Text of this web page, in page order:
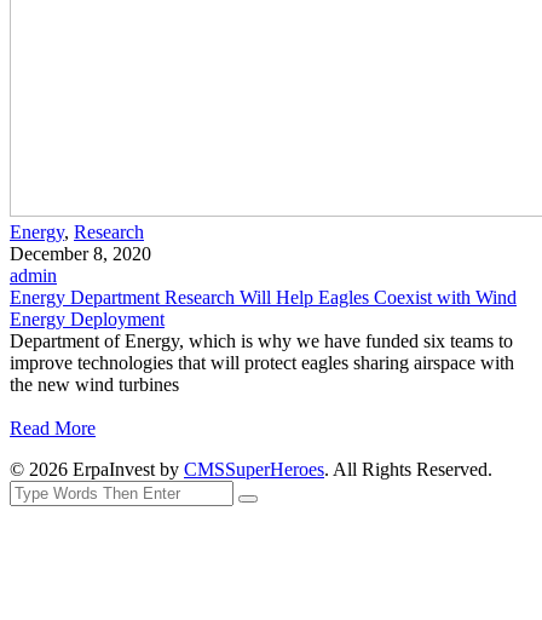
Energy, Research
December 8, 2020
admin
Energy Department Research Will Help Eagles Coexist with Wind
Energy Deployment
Department of Energy, which is why we have funded six teams to
improve technologies that will protect eagles sharing airspace with
the new wind turbines
Read More
© 2026 ErpaInvest by CMSSuperHeroes. All Rights Reserved.